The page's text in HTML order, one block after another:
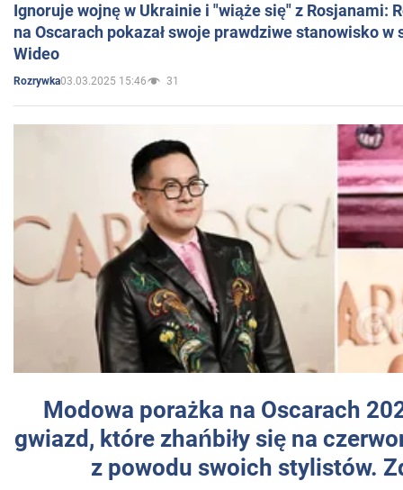
Ignoruje wojnę w Ukrainie i "wiąże się" z Rosjanami:
na Oscarach pokazał swoje prawdziwe stanowisko w
Wideo
Rozrywka03.03.2025 15:46 31
Modowa porażka na Oscarach
gwiazd, które zhańbiły się na
z powodu swoich stylistów.